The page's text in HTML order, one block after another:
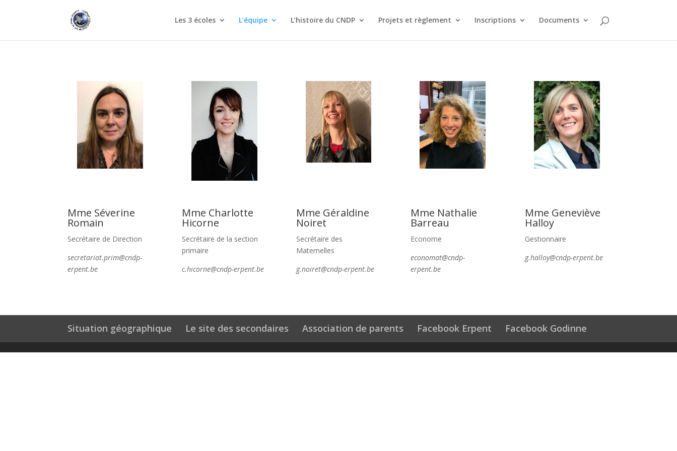
Les 3 écoles L’équipe L’histoire du CNDP Projets et règlement Inscriptions Documents
Mme Séverine
Romain
Secrétaire de Direction
secretariat.prim@cndp-
erpent.be
Mme Charlotte
Hicorne
Secrétaire de la section
primaire
c.hicorne@cndp-erpent.be
Mme Géraldine
Noiret
Secrétaire des
Maternelles
g.noiret@cndp-erpent.be
Mme Nathalie
Barreau
Econome
economat@cndp-
erpent.be
Mme Geneviève
Halloy
Gestionnaire
g.halloy@cndp-erpent.be
Situation géographique Le site des secondaires Association de parents Facebook Erpent Facebook Godinne